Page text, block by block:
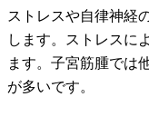
ストレスや自律神経
します。ストレスに
ます。子宮筋腫では
が多いです。